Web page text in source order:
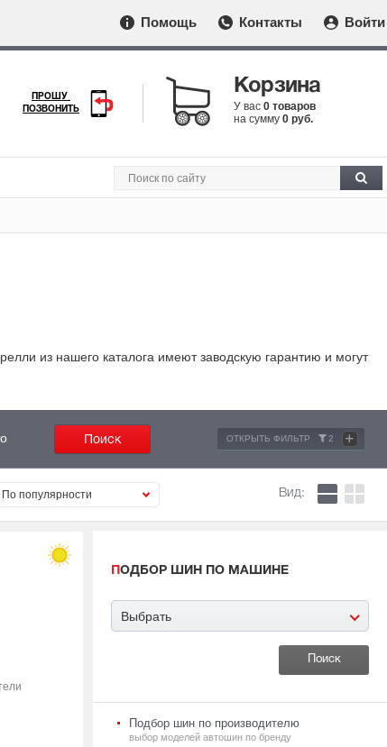
Помощь Контакты Войти
ПРОШУ
ПОЗВОНИТЬ
Корзина
У вас 0 товаров
на сумму 0 руб.
из нашего каталога имеют заводскую гарантию и могут
ОТКРЫТЬ ФИЛЬТР 2 +
По популярности Вид:
ПОДБОР ШИН ПО МАШИНЕ
Выбрать
Подбор шин по производителю
выбор моделей автошин по бренду